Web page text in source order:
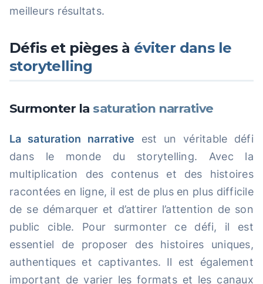
meilleurs résultats.
Défis et pièges à éviter dans le
storytelling
Surmonter la saturation narrative
La saturation narrative est un véritable défi
dans le monde du storytelling. Avec la
multiplication des contenus et des histoires
racontées en ligne, il est de plus en plus difficile
de se démarquer et d’attirer l’attention de son
public cible. Pour surmonter ce défi, il est
essentiel de proposer des histoires uniques,
authentiques et captivantes. Il est également
important de varier les formats et les canaux